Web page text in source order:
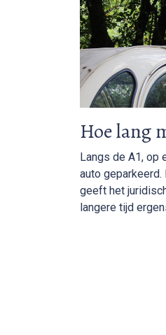
Hoe lang
Langs de A1, op
auto
geeft het
langere tijd